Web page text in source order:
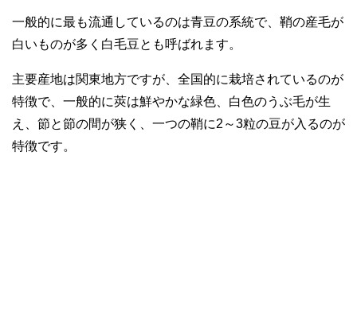
一般的に最も流通しているのは青豆の系統で、鞘の産毛が
白いものが多く白毛豆とも呼ばれます。
主要産地は関東地方ですが、全国的に栽培されているのが
特徴で、一般的に莢は鮮やかな緑色、白色のうぶ毛が生
え、節と節の間が狭く、一つの鞘に2～3粒の豆が入るのが
特徴です。